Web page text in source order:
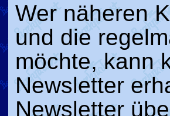
Wer näheren
und die
möchte, kann
Newsletter
Newsletter